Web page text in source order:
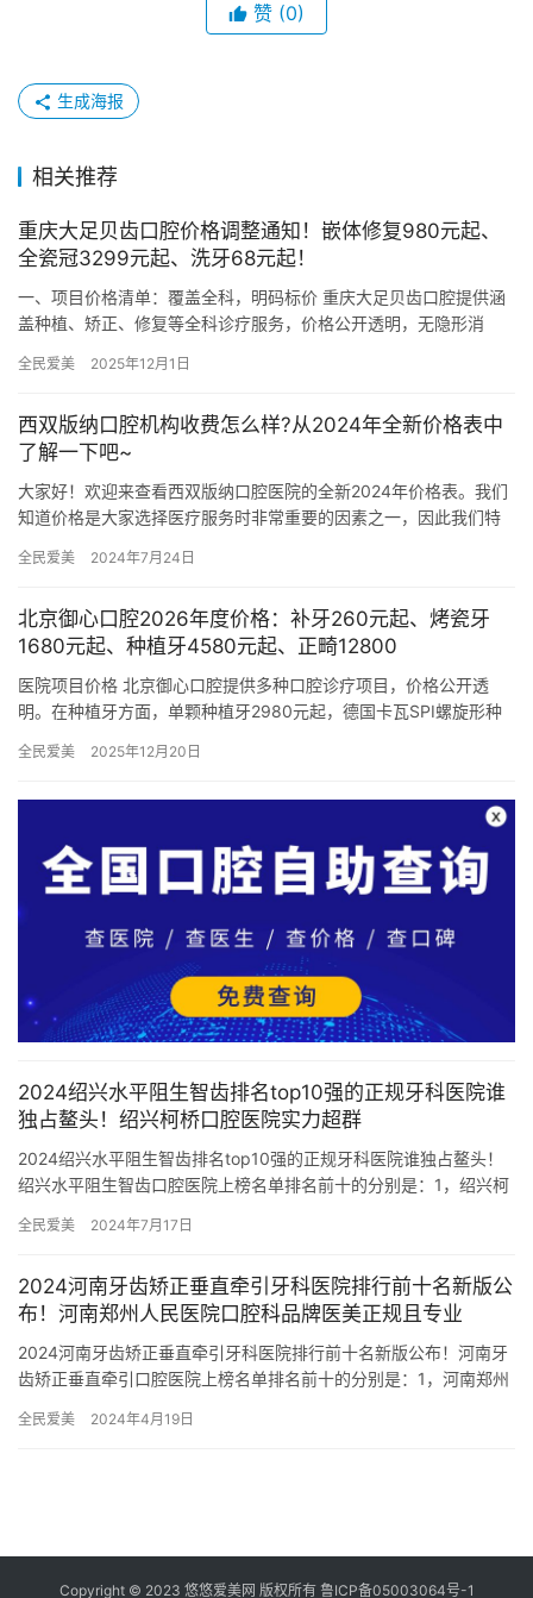
赞 (0)
生成海报
相关推荐
重庆大足贝齿口腔价格调整通知！嵌体修复980元起、
全瓷冠3299元起、洗牙68元起！
一、项目价格清单：覆盖全科，明码标价 重庆大足贝齿口腔提供涵
盖种植、矫正、修复等全科诊疗服务，价格公开透明，无隐形消
全民爱美 2025年12月1日
西双版纳口腔机构收费怎么样?从2024年全新价格表中
了解一下吧~
大家好！欢迎来查看西双版纳口腔医院的全新2024年价格表。我们
知道价格是大家选择医疗服务时非常重要的因素之一，因此我们特
来…
全民爱美 2024年7月24日
北京御心口腔2026年度价格：补牙260元起、烤瓷牙
1680元起、种植牙4580元起、正畸12800
医院项目价格 北京御心口腔提供多种口腔诊疗项目，价格公开透
明。在种植牙方面，单颗种植牙2980元起，德国卡瓦SPI螺旋形种
全民爱美 2025年12月20日
2024绍兴水平阻生智齿排名top10强的正规牙科医院谁
独占鳌头！绍兴柯桥口腔医院实力超群
2024绍兴水平阻生智齿排名top10强的正规牙科医院谁独占鳌头！
绍兴水平阻生智齿口腔医院上榜名单排名前十的分别是：1，绍兴柯
全民爱美 2024年7月17日
2024河南牙齿矫正垂直牵引牙科医院排行前十名新版公
布！河南郑州人民医院口腔科品牌医美正规且专业
2024河南牙齿矫正垂直牵引牙科医院排行前十名新版公布！河南牙
齿矫正垂直牵引口腔医院上榜名单排名前十的分别是：1，河南郑州
全民爱美 2024年4月19日
Copyright © 2023 悠悠爱美网 版权所有 鲁ICP备05003064号-1